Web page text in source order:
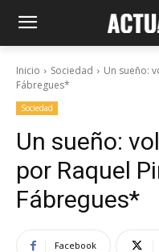
Inicio Sociedad
Un sueño:
Fábregues*
Sociedad
Un sueño:
por Raquel
Fábregues*
Facebook